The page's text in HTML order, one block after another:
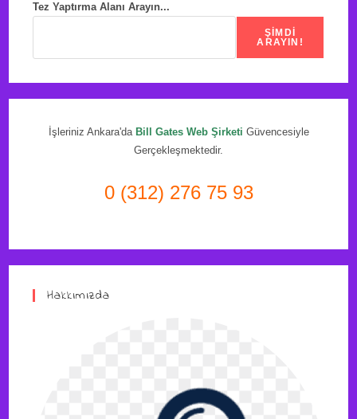
Tez Yaptırma Alanı Arayın...
ŞIMDI
ARAYIN!
İşleriniz Ankara'da Bill Gates Web Şirketi Güvencesiyle
Gerçekleşmektedir.
0 (312) 276 75 93
Hakkımızda